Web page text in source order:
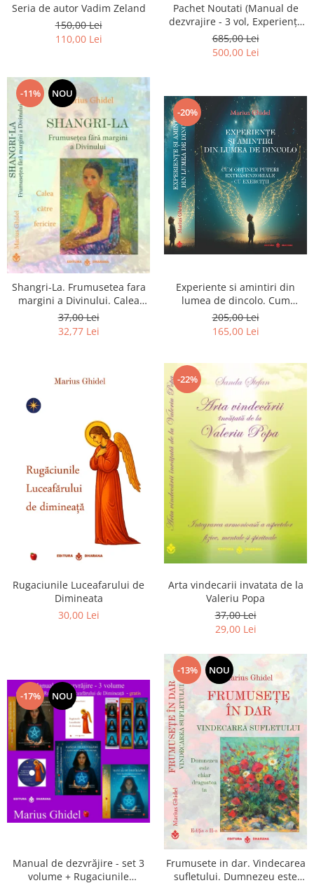
Seria de autor Vadim Zeland
150,00 Lei
110,00 Lei
Pachet Noutati (Manual de
dezvrajire - 3 vol, Experiențe
și amintiri, Rugăciunile
Luceafarului de dimineata) -
Marius Ghidel
685,00 Lei
500,00 Lei
-11% NOU
Shangri-La. Frumusetea fara
margini a Divinului. Calea
catre fericire
37,00 Lei
32,77 Lei
-20%
Experiente si amintiri din
lumea de dincolo. Cum
obtinem puteri
extrasenzoriale - cu exercitii
205,00 Lei
165,00 Lei
Rugaciunile Luceafarului de
Dimineata
30,00 Lei
-22%
Arta vindecarii invatata de la
Valeriu Popa
37,00 Lei
29,00 Lei
-17% NOU
Manual de dezvrăjire - set 3
volume + Rugaciunile
-13% NOU
Frumusete in dar. Vindecarea
sufletului. Dumnezeu este